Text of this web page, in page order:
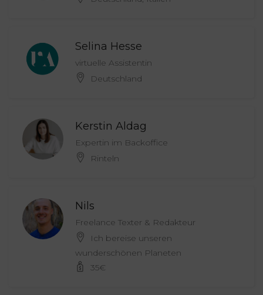
Selina Hesse
virtuelle Assistentin
Deutschland
Kerstin Aldag
Expertin im Backoffice
Rinteln
Nils
Freelance Texter & Redakteur
Ich bereise unseren
wunderschönen Planeten
35€